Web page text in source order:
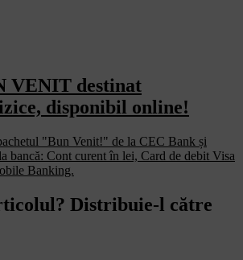
VENIT destinat
disponibil online!
"Bun Venit!" de la CEC Bank și
bancă: Cont curent în lei, Card de debit Visa
Banking.​
Distribuie-l către